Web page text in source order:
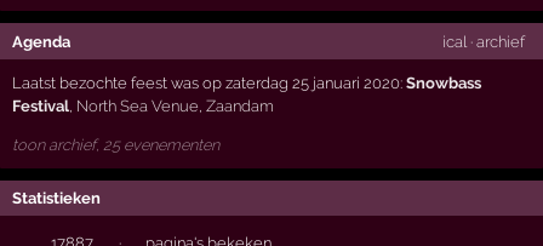
Agenda ical · archief
Laatst bezochte feest was op zaterdag 25 januari 2020:Snowbass
Festival North Sea Venue ,Zaandam
toon archief, 25 evenementen
Statistieken